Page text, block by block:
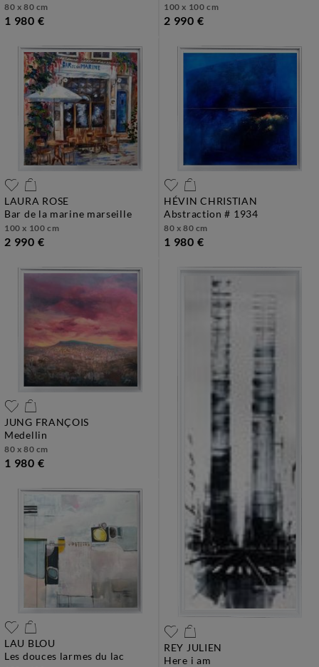
80 x 80 cm
1 980 €
100 x 100 cm
2 990 €
LAURA ROSE
bar de la marine marseille
100 x 100 cm
2 990 €
HÉVIN CHRISTIAN
abstraction # 1934
80 x 80 cm
1 980 €
JUNG FRANÇOIS
medellin
80 x 80 cm
1 980 €
REY JULIEN
here i am
LAU BLOU
les douces larmes du lac